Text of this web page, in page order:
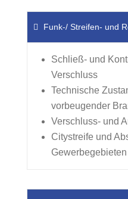
Funk-/ Streifen- und
Schließ- und
Verschluss
Technische
vorbeugender
Verschluss- und
Citystreife und
Gewerbegebieten